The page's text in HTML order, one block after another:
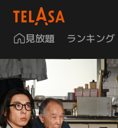
見放題 ランキング